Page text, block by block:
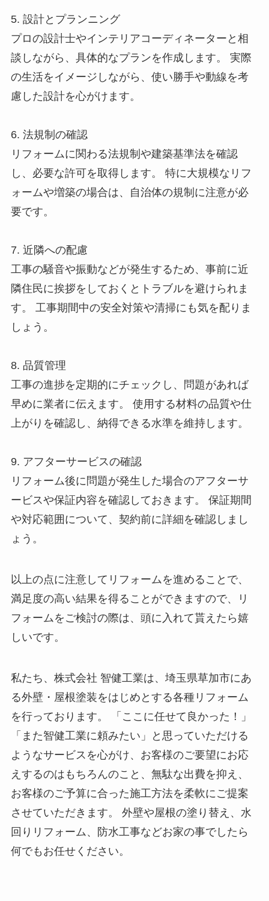
5. 設計とプランニング
プロの設計士やインテリアコーディネーターと相
談しながら、具体的なプランを作成します。 実際
の生活をイメージしながら、使い勝手や動線を考
慮した設計を心がけます。
6. 法規制の確認
リフォームに関わる法規制や建築基準法を確認
し、必要な許可を取得します。 特に大規模なリフ
ォームや増築の場合は、自治体の規制に注意が必
要です。
7. 近隣への配慮
工事の騒音や振動などが発生するため、事前に近
隣住民に挨拶をしておくとトラブルを避けられま
す。 工事期間中の安全対策や清掃にも気を配りま
しょう。
8. 品質管理
工事の進捗を定期的にチェックし、問題があれば
早めに業者に伝えます。 使用する材料の品質や仕
上がりを確認し、納得できる水準を維持します。
9. アフターサービスの確認
リフォーム後に問題が発生した場合のアフターサ
ービスや保証内容を確認しておきます。 保証期間
や対応範囲について、契約前に詳細を確認しまし
ょう。
以上の点に注意してリフォームを進めることで、
満足度の高い結果を得ることができますので、リ
フォームをご検討の際は、頭に入れて貰えたら嬉
しいです。
私たち、株式会社 智健工業は、埼玉県草加市にあ
る外壁・屋根塗装をはじめとする各種リフォーム
を行っております。 「ここに任せて良かった！」
「また智健工業に頼みたい」と思っていただける
ようなサービスを心がけ、お客様のご要望にお応
えするのはもちろんのこと、無駄な出費を抑え、
お客様のご予算に合った施工方法を柔軟にご提案
させていただきます。 外壁や屋根の塗り替え、水
回りリフォーム、防水工事などお家の事でしたら
何でもお任せください。